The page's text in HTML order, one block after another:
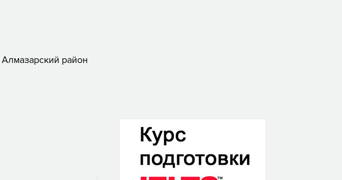
Алмазарский район